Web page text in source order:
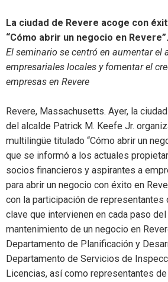
La ciudad de Revere acoge con
“Cómo abrir un negocio en Revere”.
El seminario se centró en aumentar el
empresariales locales y fomentar el
empresas en Revere
Revere, Massachusetts. Ayer, la
del alcalde Patrick M. Keefe Jr.
multilingüe titulado “Cómo abrir un
que se informó a los actuales
socios financieros y aspirantes a
para abrir un negocio con éxito en
con la participación de representantes
clave que intervienen en cada paso
mantenimiento de un negocio en
Departamento de Planificación y
Departamento de Servicios de
Licencias, así como representantes